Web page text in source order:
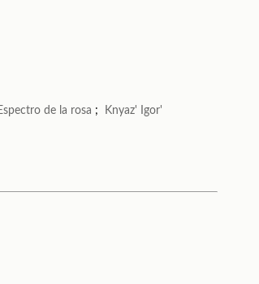
de la rosa ; Knyaz' Igor'